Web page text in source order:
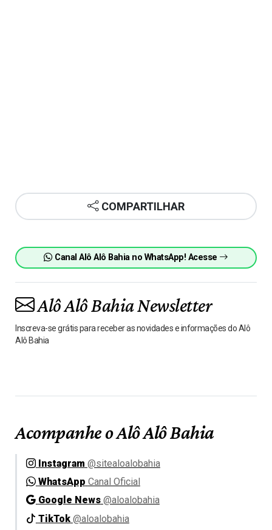
COMPARTILHAR
Canal Alô Alô Bahia no WhatsApp! Acesse
Alô Alô Bahia Newsletter
Inscreva-se grátis para receber as novidades e informações do Alô
Alô Bahia
Acompanhe o Alô Alô Bahia
Instagram @sitealoalobahia
WhatsApp Canal Oficial
Google News @aloalobahia
TikTok @aloalobahia